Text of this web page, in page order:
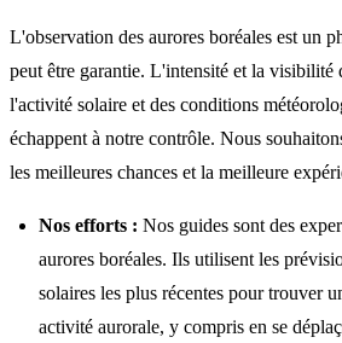
L'observation des aurores boréales est un
peut être garantie. L'intensité et la visibilité
l'activité solaire et des conditions
échappent à notre contrôle. Nous
les meilleures chances et la meilleure
Nos efforts : Nos guides sont des
aurores boréales. Ils utilisent les
solaires les plus récentes pour trouver
activité aurorale, y compris en se